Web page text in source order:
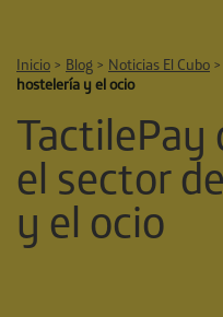
Inicio > Blog > Noticias El Cubo >
hostelería y el ocio
TactilePay
el sector
y el ocio